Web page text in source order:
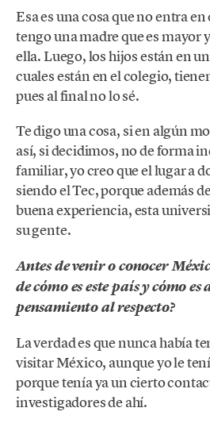
Esa es una cosa que no entra
tengo una madre que es mayor
ella. Luego, los hijos están en
cuales están en el colegio,
pues al final no lo sé.
Te digo una cosa, si en algún
así, si decidimos, no de forma
familiar, yo creo que el lugar a
siendo el Tec, porque además
buena experiencia, esta
su gente.
Antes de venir o conocer
de cómo es este país y cómo
pensamiento al respecto?
La verdad es que nunca había
visitar México, aunque yo le
porque tenía ya un cierto
investigadores de ahí.